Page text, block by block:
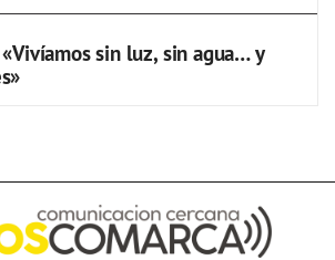
sin luz, sin agua… y